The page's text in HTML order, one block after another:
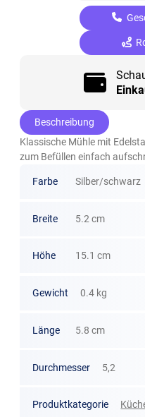
Beschreibung
Klassische Mühle mit
zum Befüllen einfach
Farbe Silber/schwarz
Breite 5.2 cm
Höhe 15.1 cm
Gewicht 0.4 kg
Länge 5.8 cm
Durchmesser 5,2
Produktkategorie